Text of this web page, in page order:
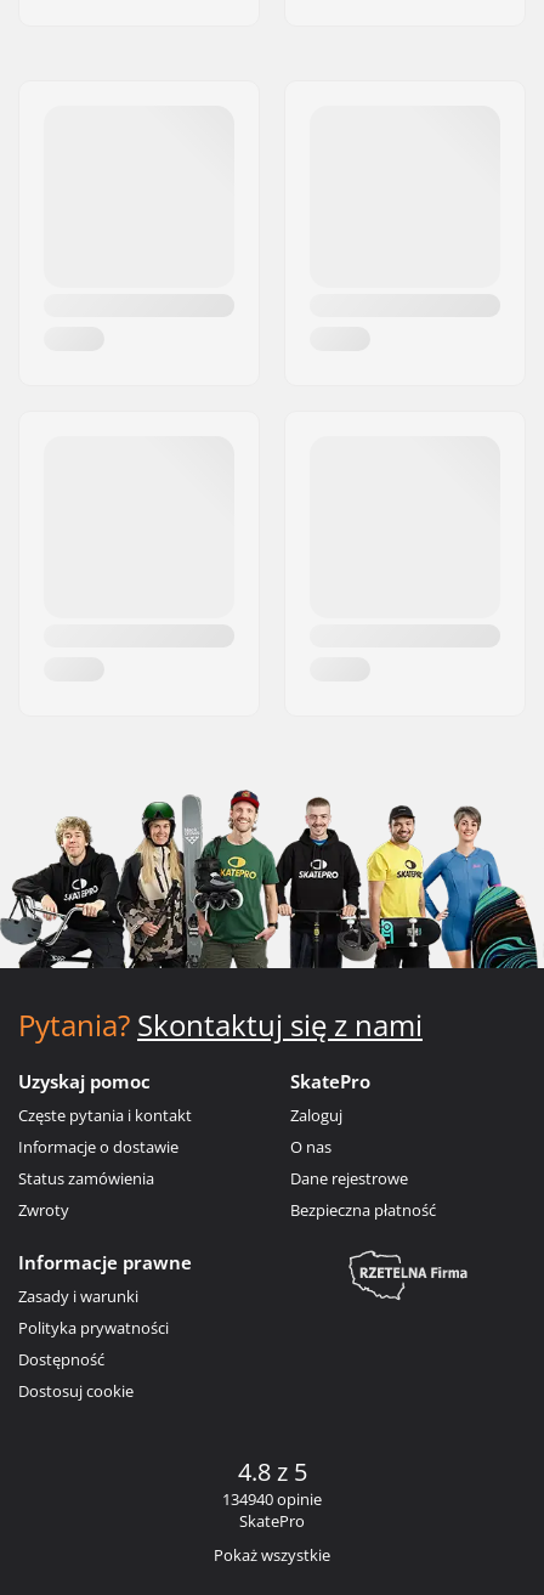
Pytania? Skontaktuj się z nami
Uzyskaj pomoc
Częste pytania i kontakt
Informacje o dostawie
Status zamówienia
Zwroty
SkatePro
Zaloguj
O nas
Dane rejestrowe
Bezpieczna płatność
Informacje prawne
Zasady i warunki
Polityka prywatności
Dostępność
Dostosuj cookie
4.8 z 5
134940 opinie
SkatePro
Pokaż wszystkie